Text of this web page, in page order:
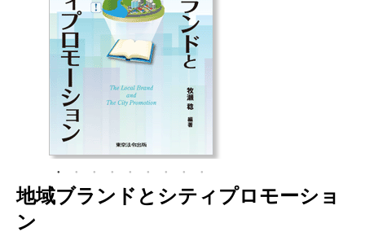
【 内容見本 】
『周辺都市の住民もターゲット
に！小さな自治体でも交流人口を
大幅に増やせる！』
【 内容見本 】
『周辺都市の住民もターゲット
に！小さな自治体でも交流人口を
大幅に増やせる！』
【 内容見本 】
『見慣れた風景を観光資源に！体
験型の民泊で学校単位の集客！』
【 内容見本 】
『見慣れた風景を観光資源に！体
験型の民泊で学校単位の集客！』
【 内容見本 】
『民間企業によるターゲットを絞
ったまちづくり事例を紹介！』
【 内容見本 】
『民間企業によるターゲットを絞
ったまちづくり事例を紹介！』
【 内容見本 】
『人口増加とシビックプライドの
両方を実現した事例を分析解
説！』
【 内容見本 】
『人口増加とシビックプライドの
両方を実現した事例を分析解
説！』
地域ブランドとシティプロモーショ
ン